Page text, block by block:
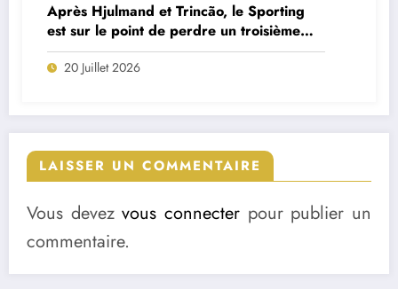
Après Hjulmand et Trincão, le Sporting
est sur le point de perdre un troisième
cadre
20 Juillet 2026
LAISSER UN COMMENTAIRE
Vous devezvous connecter pour publier un
commentaire.